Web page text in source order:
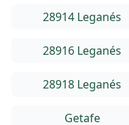
28914 Leganés
28916 Leganés
28918 Leganés
Getafe